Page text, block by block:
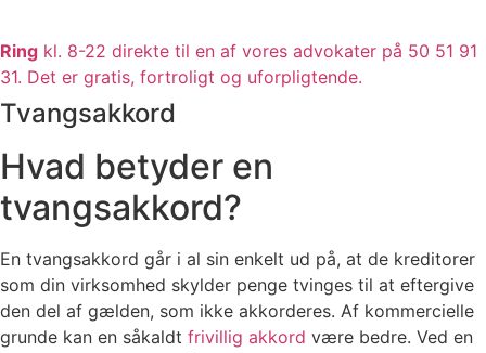
Ring kl. 8-22 direkte til en af vores advokater på 50 51 91
31. Det er gratis, fortroligt og uforpligtende.
Tvangsakkord
Hvad betyder en
tvangsakkord?
En tvangsakkord går i al sin enkelt ud på, at de kreditorer
som din virksomhed skylder penge tvinges til at eftergive
den del af gælden, som ikke akkorderes. Af kommercielle
grunde kan en såkaldt frivillig akkord være bedre. Ved en